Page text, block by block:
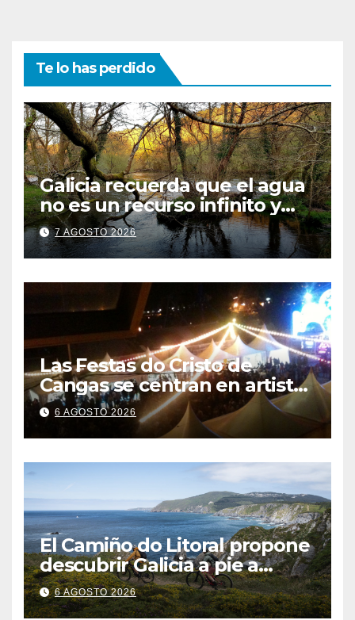
Te lo has perdido
Galicia recuerda que el agua
no es un recurso infinito y
apela a convertir el ahorro en
un hábito diario
7 AGOSTO 2026
Las Festas do Cristo de
Cangas se centran en artistas
gallegos
6 AGOSTO 2026
El Camiño do Litoral propone
descubrir Galicia a pie a
través de más de 1.300
kilómetros
6 AGOSTO 2026